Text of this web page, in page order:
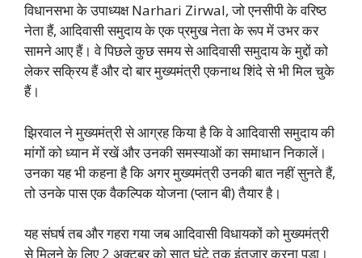
विधानसभा के उपाध्यक्ष Narhari Zirwal, जो एनसीपी के वरिष्ठ
नेता हैं, आदिवासी समुदाय के एक प्रमुख नेता के रूप में उभर कर
सामने आए हैं। वे पिछले कुछ समय से आदिवासी समुदाय के मुद्दों को
लेकर सक्रिय हैं और दो बार मुख्यमंत्री एकनाथ शिंदे से भी मिल चुके
हैं।
झिरवाल ने मुख्यमंत्री से आग्रह किया है कि वे आदिवासी समुदाय की
मांगों को ध्यान में रखें और उनकी समस्याओं का समाधान निकालें।
उनका यह भी कहना है कि अगर मुख्यमंत्री उनकी बात नहीं सुनते हैं,
तो उनके पास एक वैकल्पिक योजना (प्लान बी) तैयार है।
यह संघर्ष तब और गहरा गया जब आदिवासी विधायकों को मुख्यमंत्री
से मिलने के लिए 2 अक्टूबर को सात घंटे तक इंतजार करना पड़ा।